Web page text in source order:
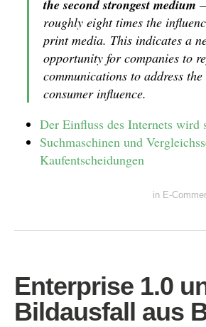
the second strongest medium
roughly eight times the
print media. This indicates a
opportunity for companies to
communications to address
consumer influence.
Der Einfluss des Internets wird
Suchmaschinen und
Kaufentscheidungen
in E-
Enterprise 1.0
Bildausfall aus